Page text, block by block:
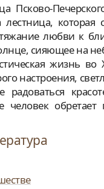
Псково-
лестница,
любви к
сияющее на
жизнь во
настроения,
радоваться
человек